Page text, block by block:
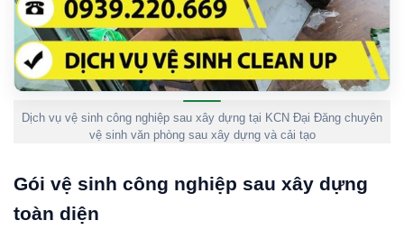
Dịch vụ vệ sinh công nghiệp sau xây dựng tại KCN Đại Đăng chuyên
vệ sinh văn phòng sau xây dựng và cải tạo
Gói vệ sinh công nghiệp sau xây dựng
toàn diện